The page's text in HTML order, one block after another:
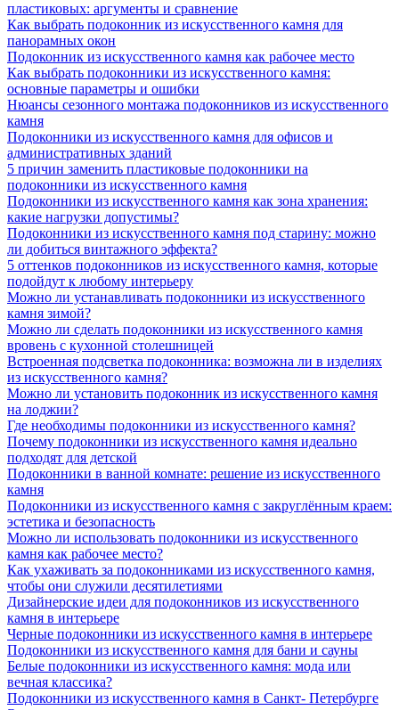
пластиковых: аргументы и сравнение
Как выбрать подоконник из искусственного камня для
панорамных окон
Подоконник из искусственного камня как рабочее место
Как выбрать подоконники из искусственного камня:
основные параметры и ошибки
Нюансы сезонного монтажа подоконников из искусственного
камня
Подоконники из искусственного камня для офисов и
административных зданий
5 причин заменить пластиковые подоконники на
подоконники из искусственного камня
Подоконники из искусственного камня как зона хранения:
какие нагрузки допустимы?
Подоконники из искусственного камня под старину: можно
ли добиться винтажного эффекта?
5 оттенков подоконников из искусственного камня, которые
подойдут к любому интерьеру
Можно ли устанавливать подоконники из искусственного
камня зимой?
Можно ли сделать подоконники из искусственного камня
вровень с кухонной столешницей
Встроенная подсветка подоконника: возможна ли в изделиях
из искусственного камня?
Можно ли установить подоконник из искусственного камня
на лоджии?
Где необходимы подоконники из искусственного камня?
Почему подоконники из искусственного камня идеально
подходят для детской
Подоконники в ванной комнате: решение из искусственного
камня
Подоконники из искусственного камня с закруглённым краем:
эстетика и безопасность
Можно ли использовать подоконники из искусственного
камня как рабочее место?
Как ухаживать за подоконниками из искусственного камня,
чтобы они служили десятилетиями
Дизайнерские идеи для подоконников из искусственного
камня в интерьере
Черные подоконники из искусственного камня в интерьере
Подоконники из искусственного камня для бани и сауны
Белые подоконники из искусственного камня: мода или
вечная классика?
Подоконники из искусственного камня в Санкт- Петербурге